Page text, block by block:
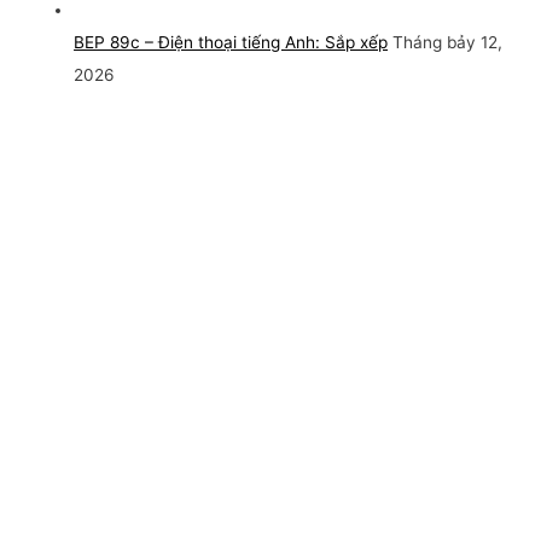
BEP 89c – Điện thoại tiếng Anh: Sắp xếp Tháng bảy 12,
2026